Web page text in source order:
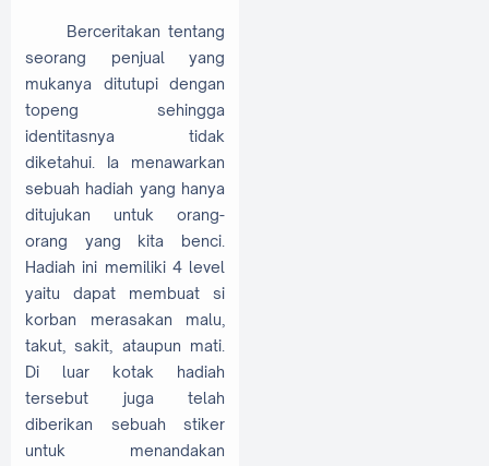
Berceritakan tentang
seorang penjual yang
mukanya ditutupi dengan
topeng sehingga
identitasnya tidak
diketahui. Ia menawarkan
sebuah hadiah yang hanya
ditujukan untuk orang-
orang yang kita benci.
Hadiah ini memiliki 4 level
yaitu dapat membuat si
korban merasakan malu,
takut, sakit, ataupun mati.
Di luar kotak hadiah
tersebut juga telah
diberikan sebuah stiker
untuk menandakan